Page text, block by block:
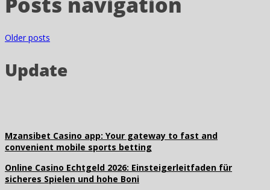
Older posts
Update
Mzansibet Casino app: Your gateway to fast and
convenient mobile sports betting
Online Casino Echtgeld 2026: Einsteigerleitfaden für
sicheres Spielen und hohe Boni